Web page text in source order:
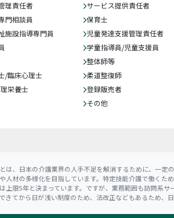
理責任者
サービス提供責任者
門相談員
保育士
施設指導専門員
児童発達支援管理責任者
学童指導員/児童支援員
整体師等
/臨床心理士
柔道整復師
栄養士
登録販売者
その他
は、日本の介護業界の人手不足を解消するために、一
人材の多様化を目指しています。特定技能介護で働くた
上限5年と決まっています。ですが、業務範囲も訪問系
きてから日が浅い制度のため、法改正などもあるため、